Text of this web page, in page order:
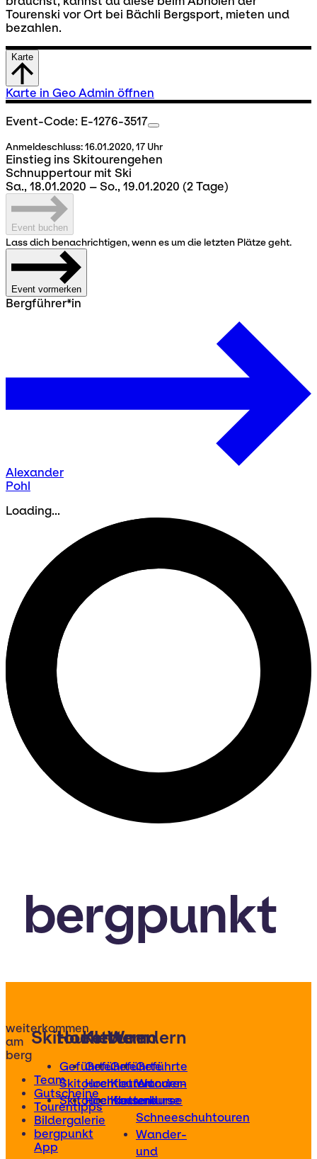
Tourenski vor Ort bei Bächli Bergsport, mieten und
bezahlen.
Karte
Karte in Geo Admin öffnen
Event-Code: E-1276-3517
Anmeldeschluss:16.01.2020, 17 Uhr
Einstieg ins Skitourengehen
Schnuppertour mit Ski
Sa., 18.01.2020 – So., 19.01.2020 (2 Tage)
Event buchen
Lass dich benachrichtigen, wenn es um die letzten Plätze geht.
Event vormerken
Bergführer*in
Alexander
Pohl
Loading...
bergpunkt
weiterkommen
am
berg
Team
Gutscheine
Tourentipps
Bildergalerie
bergpunkt
App
Skitouren
Geführte
Skitouren
Skitourenkurse
Hochtouren
Geführte
Hochtouren
Hochtourenkurse
Klettern
Geführte
Klettertouren
Kletterkurse
Wandern
Geführte
Wander-
und
Schneeschuhtouren
Wander-
und